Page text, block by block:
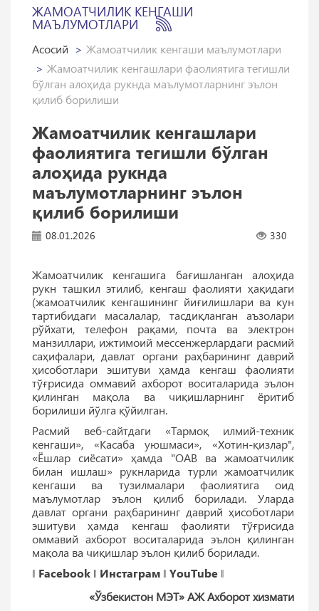
ЖАМОАТЧИЛИК КЕНГАШИ
МАЪЛУМОТЛАРИ
Асосий
Жамоатчилик кенгаши маълумотлари
Жамоатчилик кенгашлари фаолиятига тегишли
бўлган алоҳида рукнда маълумотларнинг эълон
қилиб борилиши
Жамоатчилик кенгашлари
фаолиятига тегишли бўлган
алоҳида рукнда
маълумотларнинг эълон
қилиб борилиши
08.01.2026 330
Жамоатчилик кенгашига бағишланган алоҳида
рукн ташкил этилиб, кенгаш фаолияти ҳақидаги
(жамоатчилик кенгашининг йиғилишлари ва кун
тартибидаги масалалар, тасдиқланган аъзолари
рўйхати, телефон рақами, почта ва электрон
манзиллари, ижтимоий мессенжерлардаги расмий
саҳифалари, давлат органи раҳбарининг даврий
ҳисоботлари эшитуви ҳамда кенгаш фаолияти
тўғрисида оммавий ахборот воситаларида эълон
қилинган мақола ва чиқишларнинг ёритиб
борилиши йўлга қўйилган.
Расмий веб-сайтдаги «Тармоқ илмий-техник
кенгаши», «Касаба уюшмаси», «Хотин-қизлар",
«Ёшлар сиёсати» ҳамда "ОАВ ва жамоатчилик
билан ишлаш» рукнларида турли жамоатчилик
кенгаши ва тузилмалари фаолиятига оид
маълумотлар эълон қилиб борилади. Уларда
давлат органи раҳбарининг даврий ҳисоботлари
эшитуви ҳамда кенгаш фаолияти тўғрисида
оммавий ахборот воситаларида эълон қилинган
мақола ва чиқишлар эълон қилиб борилади.
‖ Facebook ‖ Инстаграм ‖ YouTube ‖
«Ўзбекистон МЭТ» АЖ Ахборот хизмати